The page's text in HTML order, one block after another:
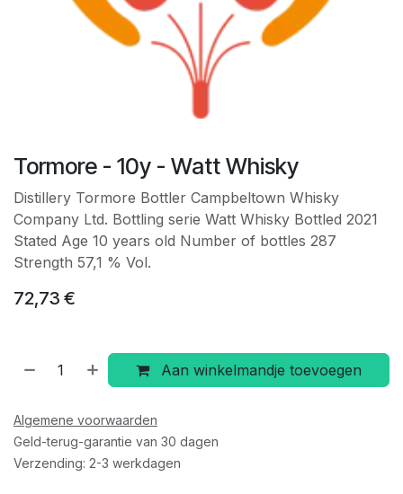
Tormore - 10y - Watt Whisky
Distillery Tormore Bottler Campbeltown Whisky
Company Ltd. Bottling serie Watt Whisky Bottled 2021
Stated Age 10 years old Number of bottles 287
Strength 57,1 % Vol.
72,73 €
Aan winkelmandje toevoegen
Algemene voorwaarden
Geld-terug-garantie van 30 dagen
Verzending: 2-3 werkdagen